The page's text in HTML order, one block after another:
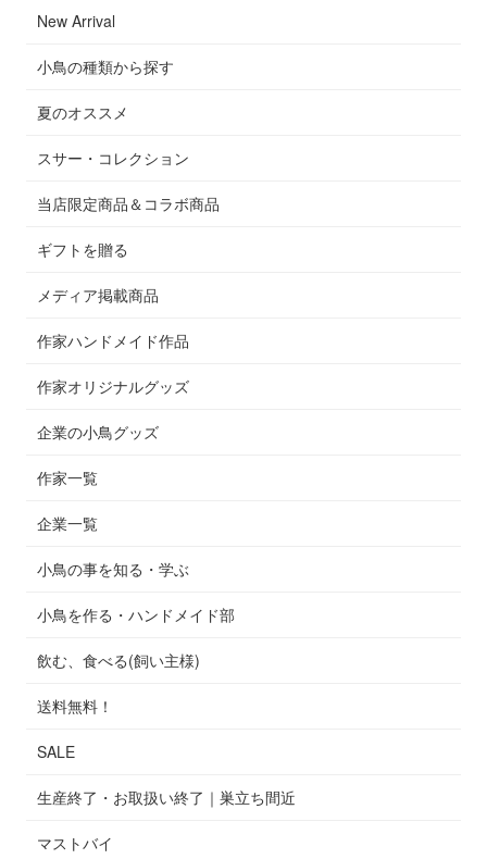
New Arrival
小鳥の種類から探す
夏のオススメ
スサー・コレクション
当店限定商品＆コラボ商品
ギフトを贈る
メディア掲載商品
作家ハンドメイド作品
作家オリジナルグッズ
企業の小鳥グッズ
作家一覧
企業一覧
小鳥の事を知る・学ぶ
小鳥を作る・ハンドメイド部
飲む、食べる(飼い主様)
送料無料！
SALE
生産終了・お取扱い終了｜巣立ち間近
マストバイ